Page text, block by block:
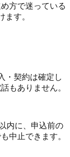
方で迷っている
ます。
・契約は確定し
もありません。
内に、申込前の
中止できます。